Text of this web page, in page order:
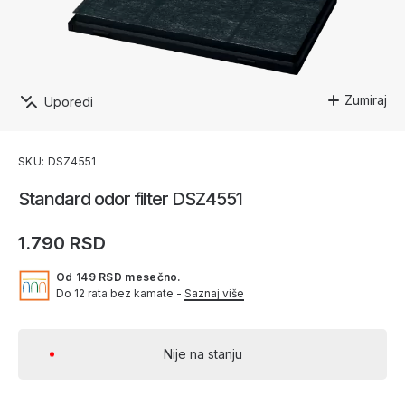
Zumiraj
Uporedi
Standard odor filter DSZ4551
1.790 RSD
Od 149 RSD mesečno.
Do 12 rata bez kamate - Saznaj više
Nije na stanju
SKU: DSZ4551